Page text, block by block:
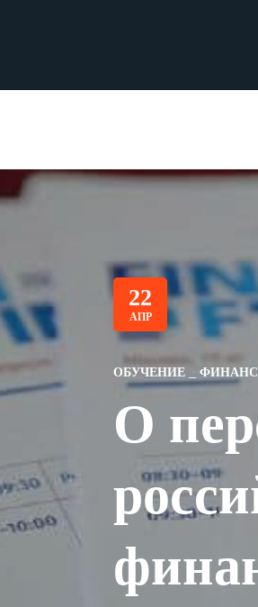
22
АПР
ОБУЧЕНИЕ
О